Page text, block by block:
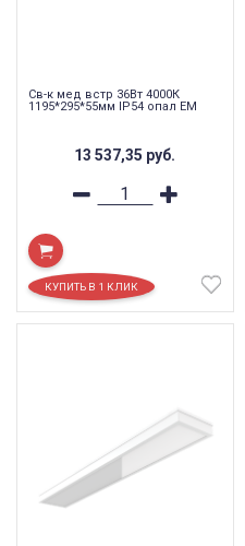
Св-к мед встр 36Вт 4000К
1195*295*55мм IP54 опал EM
13 537,35 руб.